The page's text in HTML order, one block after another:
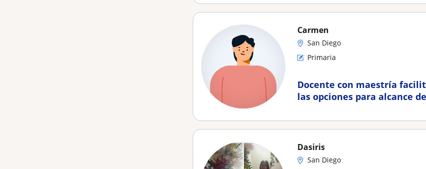
Carmen
San Diego
Primaria
Docente con maestría
las opciones para alcance
Dasiris
San Diego